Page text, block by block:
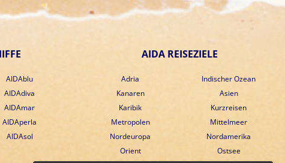
AIDAblu
AIDAdiva
AIDAmar
AIDAperla
AIDAsol
AIDA REISEZIELE
Adria
Indischer Ozean
Kanaren
Asien
Karibik
Kurzreisen
Metropolen
Mittelmeer
Nordeuropa
Nordamerika
Orient
Ostsee